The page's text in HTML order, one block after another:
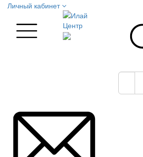
Личный кабинет